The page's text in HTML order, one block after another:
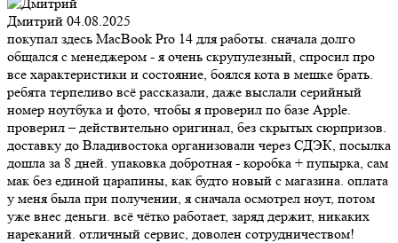
Дмитрий 04.08.2025
покупал здесь MacBook Pro 14 для работы. сначала долго
общался с менеджером - я очень скрупулезный, спросил про
все характеристики и состояние, боялся кота в мешке брать.
ребята терпеливо всё рассказали, даже выслали серийный
номер ноутбука и фото, чтобы я проверил по базе Apple.
проверил – действительно оригинал, без скрытых сюрпризов.
доставку до Владивостока организовали через СДЭК, посылка
дошла за 8 дней. упаковка добротная - коробка + пупырка, сам
мак без единой царапины, как будто новый с магазина. оплата
у меня была при получении, я сначала осмотрел ноут, потом
уже внес деньги. всё чётко работает, заряд держит, никаких
нареканий. отличный сервис, доволен сотрудничеством!